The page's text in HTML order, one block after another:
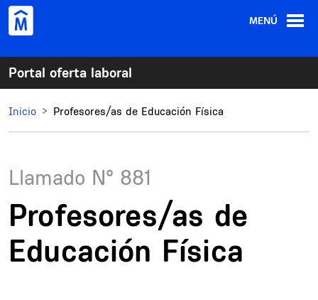
Pasar al contenido principal
MENÚ
Portal oferta laboral
Inicio Profesores/as de Educación Física
Llamado N° 881
Profesores/as de
Educación Física